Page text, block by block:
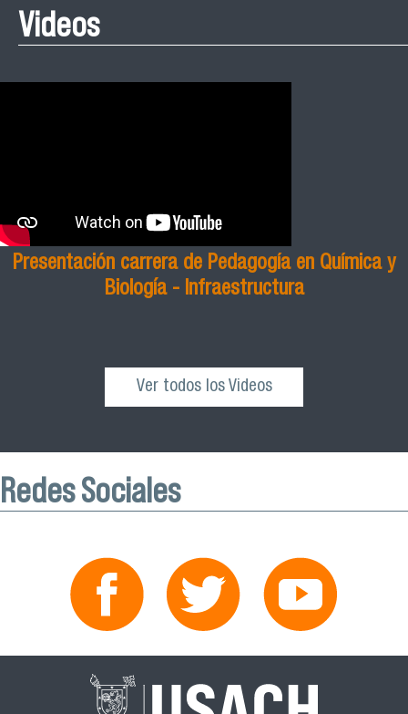
Videos
Presentación carrera de Pedagogía en Química y
Biología - Infraestructura
Ver todos los Videos
Redes Sociales